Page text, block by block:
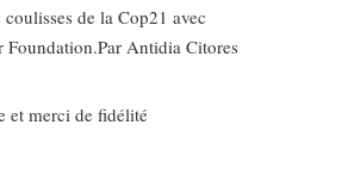
coulisses de la Cop21 avec
Foundation.Par Antidia Citores
et merci de fidélité